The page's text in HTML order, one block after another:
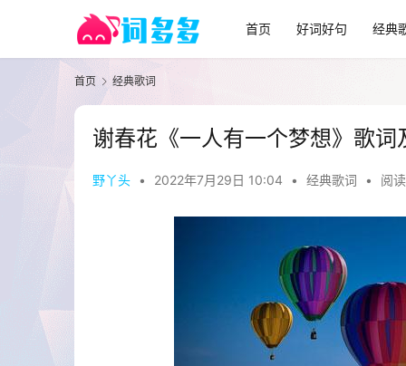
首页 好词好句 经典
首页 经典歌词
谢春花《一人有一个梦想》歌词
野丫头 • 2022年7月29日 10:04 • 经典歌词 • 阅